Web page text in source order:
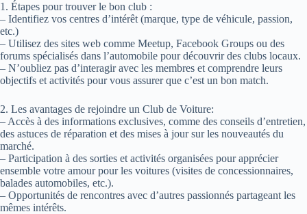
1. Étapes pour trouver le bon club :
– Identifiez vos centres d’intérêt (marque, type de véhicule, passion,
etc.)
– Utilisez des sites web comme Meetup, Facebook Groups ou des
forums spécialisés dans l’automobile pour découvrir des clubs locaux.
– N’oubliez pas d’interagir avec les membres et comprendre leurs
objectifs et activités pour vous assurer que c’est un bon match.
2. Les avantages de rejoindre un Club de Voiture:
– Accès à des informations exclusives, comme des conseils d’entretien,
des astuces de réparation et des mises à jour sur les nouveautés du
marché.
– Participation à des sorties et activités organisées pour apprécier
ensemble votre amour pour les voitures (visites de concessionnaires,
balades automobiles, etc.).
– Opportunités de rencontres avec d’autres passionnés partageant les
mêmes intérêts.